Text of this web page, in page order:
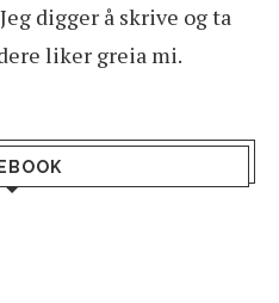
digger å skrive og ta
liker greia mi.